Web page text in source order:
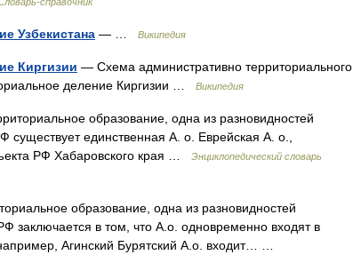
Узбекистана — … Википедия
Киргизии — Схема административно территориального
деление Киргизии …
Википедия
образование, одна из разновидностей
единственная А. о. Еврейская А. о.,
РФ Хабаровского края …
Энциклопедический словарь
образование, одна из разновидностей
заключается в том, что А.о. одновременно входят в
Агинский Бурятский А.о. входит… …